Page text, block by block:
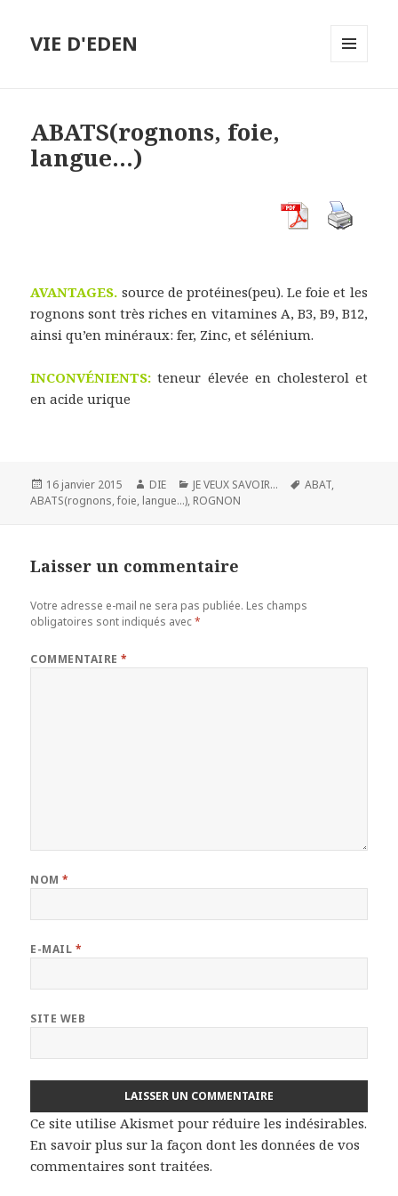
VIE D'EDEN
ABATS(rognons, foie,
langue…)
AVANTAGES. source de protéines(peu). Le foie et les
rognons sont très riches en vitamines A, B3, B9, B12,
ainsi qu’en minéraux: fer, Zinc, et sélénium.
INCONVÉNIENTS:teneur élevée en cholesterol et
en acide urique
Publié
le
16 janvier 2015 Auteur
DIE Catégories
JE VEUX SAVOIR...
Mots-
ABAT,
ABATS(rognons,foie, langue...), ROGNON
Laisser un commentaire
Votre adresse e-mail ne sera pas publiée. Les champs
obligatoires sont indiqués avec*
COMMENTAIRE*
NOM*
E-MAIL *
SITE WEB
Ce site utilise Akismet pour réduire les indésirables.
En savoir plus sur la façon dont les données de vos
commentaires sont traitées.